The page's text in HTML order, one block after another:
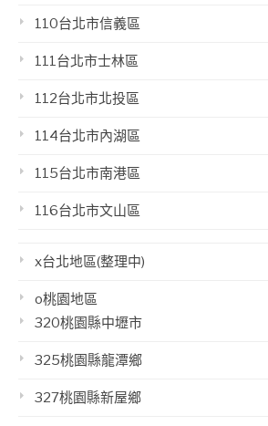
110台北市信義區
111台北市士林區
112台北市北投區
114台北市內湖區
115台北市南港區
116台北市文山區
x台北地區(整理中)
o桃園地區
320桃園縣中壢市
325桃園縣龍潭鄉
327桃園縣新屋鄉